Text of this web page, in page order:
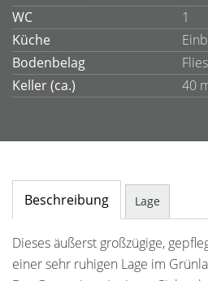
WC
1
Küche
Bodenbelag
Keller (ca.)
40
Beschreibung Lage
Dieses äußerst großzügige,
einer sehr ruhigen Lage im